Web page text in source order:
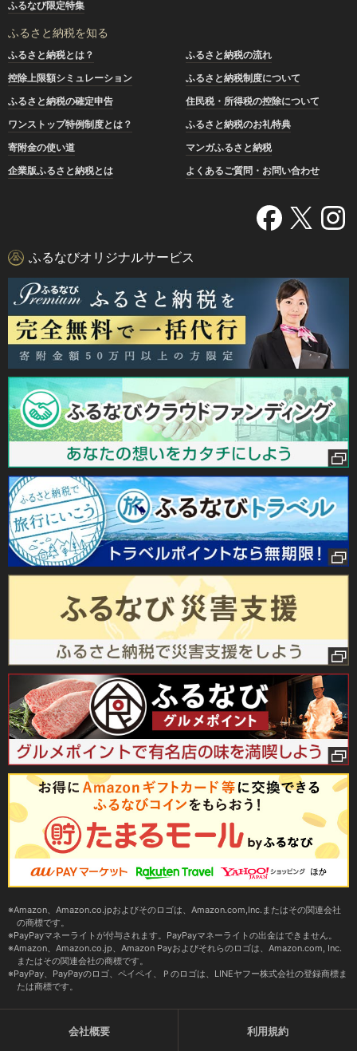
ふるなび限定特集
ふるさと納税を知る
ふるさと納税とは？
ふるさと納税の流れ
控除上限額シミュレーション
ふるさと納税制度について
ふるさと納税の確定申告
住民税・所得税の控除について
ワンストップ特例制度とは？
ふるさと納税のお礼特典
寄附金の使い道
マンガふるさと納税
企業版ふるさと納税とは
よくあるご質問・お問い合わせ
ふるなびオリジナルサービス
Amazon、Amazon.co.jpおよびそのロゴは、Amazon.com,Inc.またはその関連会社
の商標です。
PayPayマネーライトが付与されます。PayPayマネーライトの出金はできません。
Amazon、Amazon.co.jp、Amazon Payおよびそれらのロゴは、Amazon.com, Inc.
またはその関連会社の商標です。
PayPay、PayPayのロゴ、ペイペイ、Ｐのロゴは、LINEヤフー株式会社の登録商標ま
たは商標です。
会社概要 利用規約